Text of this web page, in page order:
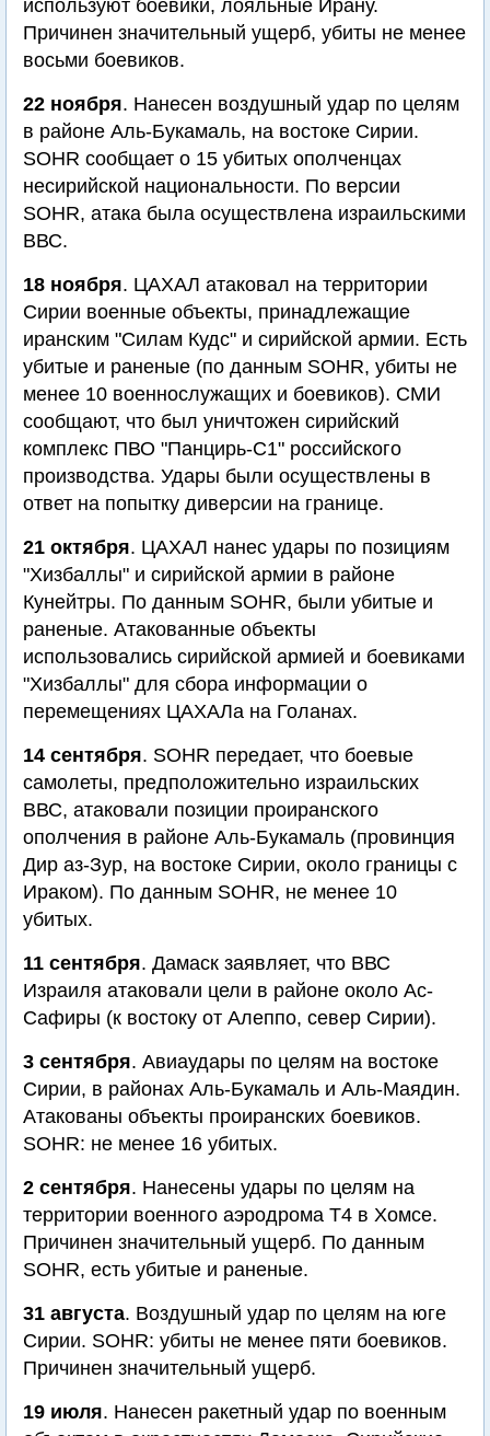
используют боевики, лояльные Ирану.
Причинен значительный ущерб, убиты не менее
восьми боевиков.
22 ноября. Нанесен воздушный удар по целям
в районе Аль-Букамаль, на востоке Сирии.
SOHR сообщает о 15 убитых ополченцах
несирийской национальности. По версии
SOHR, атака была осуществлена израильскими
ВВС.
18 ноября. ЦАХАЛ атаковал на территории
Сирии военные объекты, принадлежащие
иранским "Силам Кудс" и сирийской армии. Есть
убитые и раненые (по данным SOHR, убиты не
менее 10 военнослужащих и боевиков). СМИ
сообщают, что был уничтожен сирийский
комплекс ПВО "Панцирь-С1" российского
производства. Удары были осуществлены в
ответ на попытку диверсии на границе.
21 октября. ЦАХАЛ нанес удары по позициям
"Хизбаллы" и сирийской армии в районе
Кунейтры. По данным SOHR, были убитые и
раненые. Атакованные объекты
использовались сирийской армией и боевиками
"Хизбаллы" для сбора информации о
перемещениях ЦАХАЛа на Голанах.
14 сентября. SOHR передает, что боевые
самолеты, предположительно израильских
ВВС, атаковали позиции проиранского
ополчения в районе Аль-Букамаль (провинция
Дир аз-Зур, на востоке Сирии, около границы с
Ираком). По данным SOHR, не менее 10
убитых.
11 сентября. Дамаск заявляет, что ВВС
Израиля атаковали цели в районе около Ас-
Сафиры (к востоку от Алеппо, север Сирии).
3 сентября. Авиаудары по целям на востоке
Сирии, в районах Аль-Букамаль и Аль-Маядин.
Атакованы объекты проиранских боевиков.
SOHR: не менее 16 убитых.
2 сентября. Нанесены удары по целям на
территории военного аэродрома Т4 в Хомсе.
Причинен значительный ущерб. По данным
SOHR, есть убитые и раненые.
31 августа. Воздушный удар по целям на юге
Сирии. SOHR: убиты не менее пяти боевиков.
Причинен значительный ущерб.
19 июля. Нанесен ракетный удар по военным